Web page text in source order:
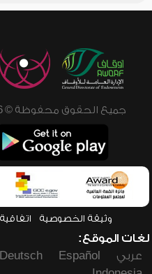
جميع الحقوق محفوظة © 2026 - 1998 لشبكة إسلام ويب
وثيقة الخصوصية
لغات الموقع:
عربي
Español
Deutsch